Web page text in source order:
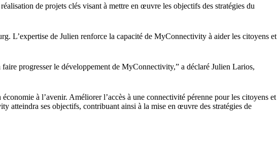
de projets clés visant à mettre en œuvre les objectifs des stratégies du
L’expertise de Julien renforce la capacité de MyConnectivity à aider les citoyens et
progresser le développement de MyConnectivity,” a déclaré Julien Larios,
à l’avenir. Améliorer l’accès à une connectivité pérenne pour les citoyens et
atteindra ses objectifs, contribuant ainsi à la mise en œuvre des stratégies de